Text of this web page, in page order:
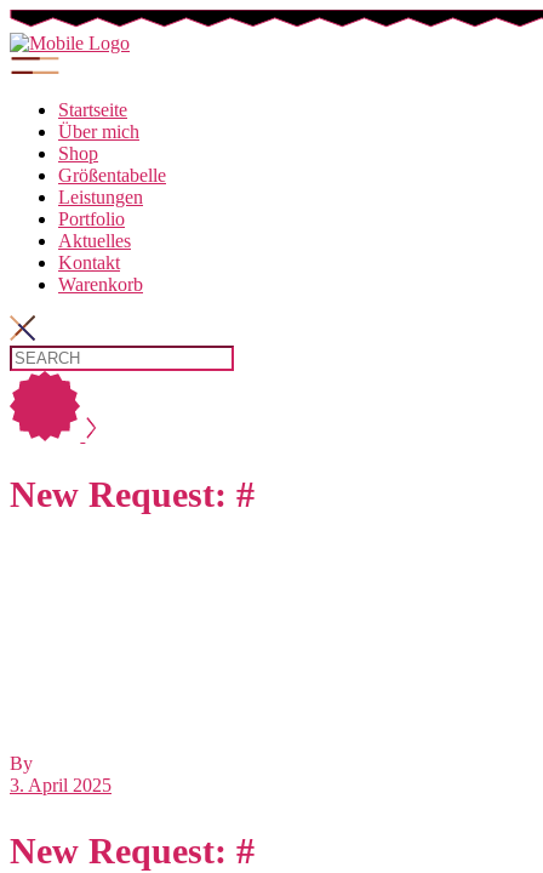
Startseite
Über mich
Shop
Größentabelle
Leistungen
Portfolio
Aktuelles
Kontakt
Warenkorb
New Request: #
By
3. April 2025
New Request: #